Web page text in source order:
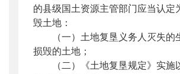
的县级国土资源主管部门应当认定
毁土地：
（一）土地复垦义务人灭失的
损毁的土地；
（二）《土地复垦规定》实施